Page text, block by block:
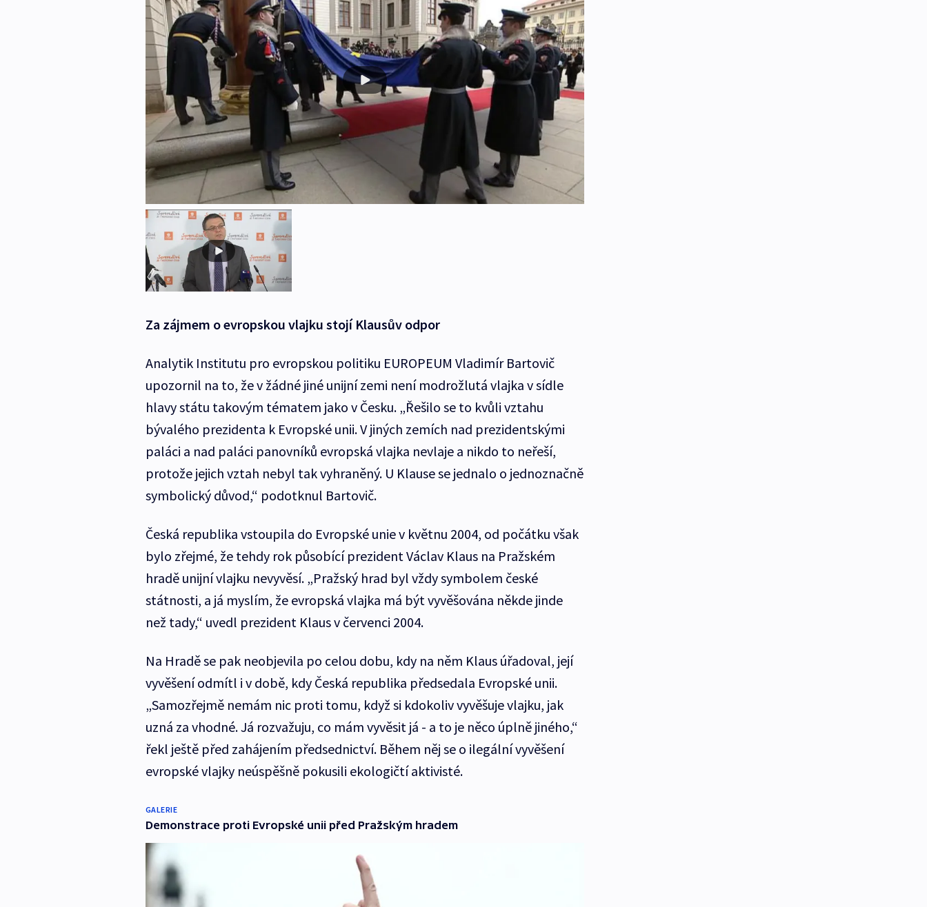
Za zájmem o evropskou vlajku stojí Klausův odpor
Analytik Institutu pro evropskou politiku EUROPEUM Vladimír Bartovič
upozornil na to, že v žádné jiné unijní zemi není modrožlutá vlajka v sídle
hlavy státu takovým tématem jako v Česku. „Řešilo se to kvůli vztahu
bývalého prezidenta k Evropské unii. V jiných zemích nad prezidentskými
paláci a nad paláci panovníků evropská vlajka nevlaje a nikdo to neřeší,
protože jejich vztah nebyl tak vyhraněný. U Klause se jednalo o jednoznačně
symbolický důvod,“ podotknul Bartovič.
Česká republika vstoupila do Evropské unie v květnu 2004, od počátku však
bylo zřejmé, že tehdy rok působící prezident Václav Klaus na Pražském
hradě unijní vlajku nevyvěsí. „Pražský hrad byl vždy symbolem české
státnosti, a já myslím, že evropská vlajka má být vyvěšována někde jinde
než tady,“ uvedl prezident Klaus v červenci 2004.
Na Hradě se pak neobjevila po celou dobu, kdy na něm Klaus úřadoval, její
vyvěšení odmítl i v době, kdy Česká republika předsedala Evropské unii.
„Samozřejmě nemám nic proti tomu, když si kdokoliv vyvěšuje vlajku, jak
uzná za vhodné. Já rozvažuju, co mám vyvěsit já - a to je něco úplně jiného,“
řekl ještě před zahájením předsednictví. Během něj se o ilegální vyvěšení
evropské vlajky neúspěšně pokusili ekologičtí aktivisté.
GALERIE
Demonstrace proti Evropské unii před Pražským hradem